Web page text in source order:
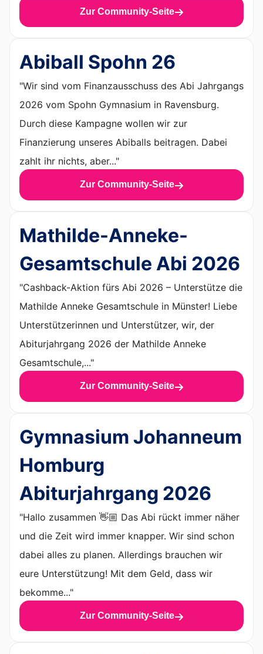
Zur Community-Seite
Abiball Spohn 26
"Wir sind vom Finanzausschuss des Abi Jahrgangs
2026 vom Spohn Gymnasium in Ravensburg.
Durch diese Kampagne wollen wir zur
Finanzierung unseres Abiballs beitragen. Dabei
zahlt ihr nichts, aber..."
Zur Community-Seite
Mathilde-Anneke-
Gesamtschule Abi 2026
"Cashback-Aktion fürs Abi 2026 – Unterstütze die
Mathilde Anneke Gesamtschule in Münster! Liebe
Unterstützerinnen und Unterstützer, wir, der
Abiturjahrgang 2026 der Mathilde Anneke
Gesamtschule,..."
Zur Community-Seite
Gymnasium Johanneum
Homburg
Abiturjahrgang 2026
"Hallo zusammen 👋🏼 Das Abi rückt immer näher
und die Zeit wird immer knapper. Wir sind schon
dabei alles zu planen. Allerdings brauchen wir
eure Unterstützung! Mit dem Geld, dass wir
bekomme..."
Zur Community-Seite